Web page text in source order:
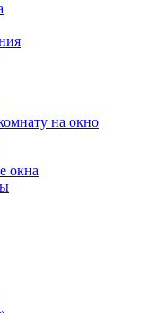
на окно
окна